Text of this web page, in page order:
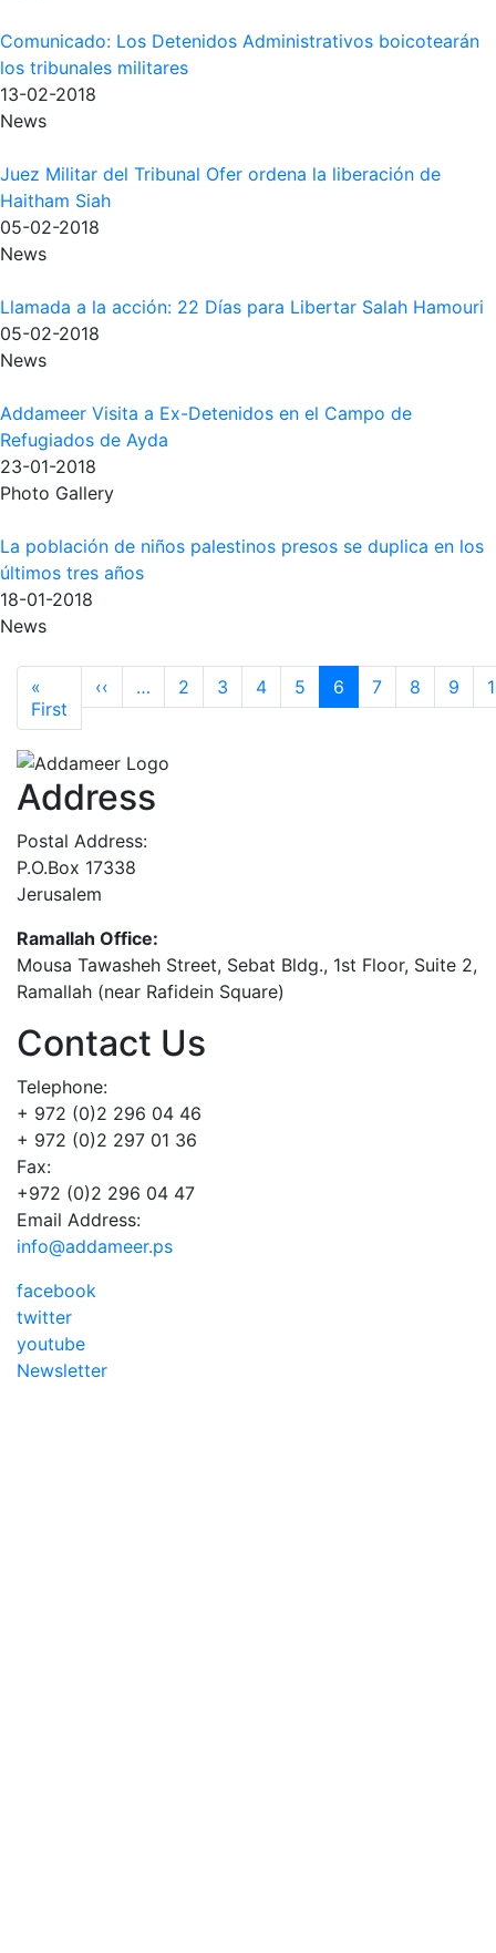
Comunicado: Los Detenidos Administrativos boicotearán
los tribunales militares
13-02-2018
News
Juez Militar del Tribunal Ofer ordena la liberación de
Haitham Siah
05-02-2018
News
Llamada a la acción: 22 Días para Libertar Salah Hamouri
05-02-2018
News
Addameer Visita a Ex-Detenidos en el Campo de
Refugiados de Ayda
23-01-2018
Photo Gallery
La población de niños palestinos presos se duplica en los
últimos tres años
18-01-2018
News
Pagination
«
First First page
‹‹ Previous page
… 2 3 4 5 6 7 8 9
Address
Postal Address:
P.O.Box 17338
Jerusalem
Ramallah Office:
Mousa Tawasheh Street, Sebat Bldg., 1st Floor, Suite 2,
Ramallah (near Rafidein Square)
Contact Us
Telephone:
+ 972 (0)2 296 04 46
+ 972 (0)2 297 01 36
Fax:
+972 (0)2 296 04 47
Email Address:
info@addameer.ps
facebook
twitter
youtube
Newsletter